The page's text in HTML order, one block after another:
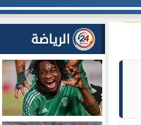
الرياضة